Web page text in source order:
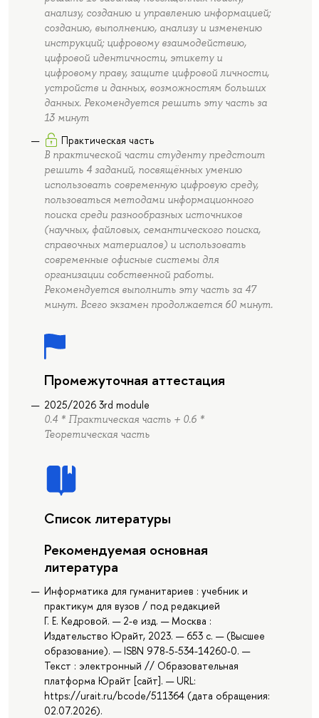
анализу, созданию и управлению информацией;
созданию, выполнению, анализу и изменению
инструкций; цифровому взаимодействию,
цифровой идентичности, этикету и
цифровому праву, защите цифровой личности,
устройств и данных, возможностям больших
данных. Рекомендуется решить эту часть за
13 минут
Практическая часть
В практической части студенту предстоит
решить 4 заданий, посвящённых умению
использовать современную цифровую среду,
пользоваться методами информационного
поиска среди разнообразных источников
(научных, файловых, семантического поиска,
справочных материалов) и использовать
современные офисные системы для
организации собственной работы.
Рекомендуется выполнить эту часть за 47
минут. Всего экзамен продолжается 60 минут.
Промежуточная аттестация
2025/2026 3rd module
0.4 * Практическая часть + 0.6 *
Теоретическая часть
Список литературы
Рекомендуемая основная
литература
Информатика для гуманитариев : учебник и
практикум для вузов / под редакцией
Г. Е. Кедровой. — 2-е изд. — Москва :
Издательство Юрайт, 2023. — 653 с. — (Высшее
образование). — ISBN 978-5-534-14260-0. —
Текст : электронный // Образовательная
платформа Юрайт [сайт]. — URL:
https://urait.ru/bcode/511364 (дата обращения:
02.07.2026).